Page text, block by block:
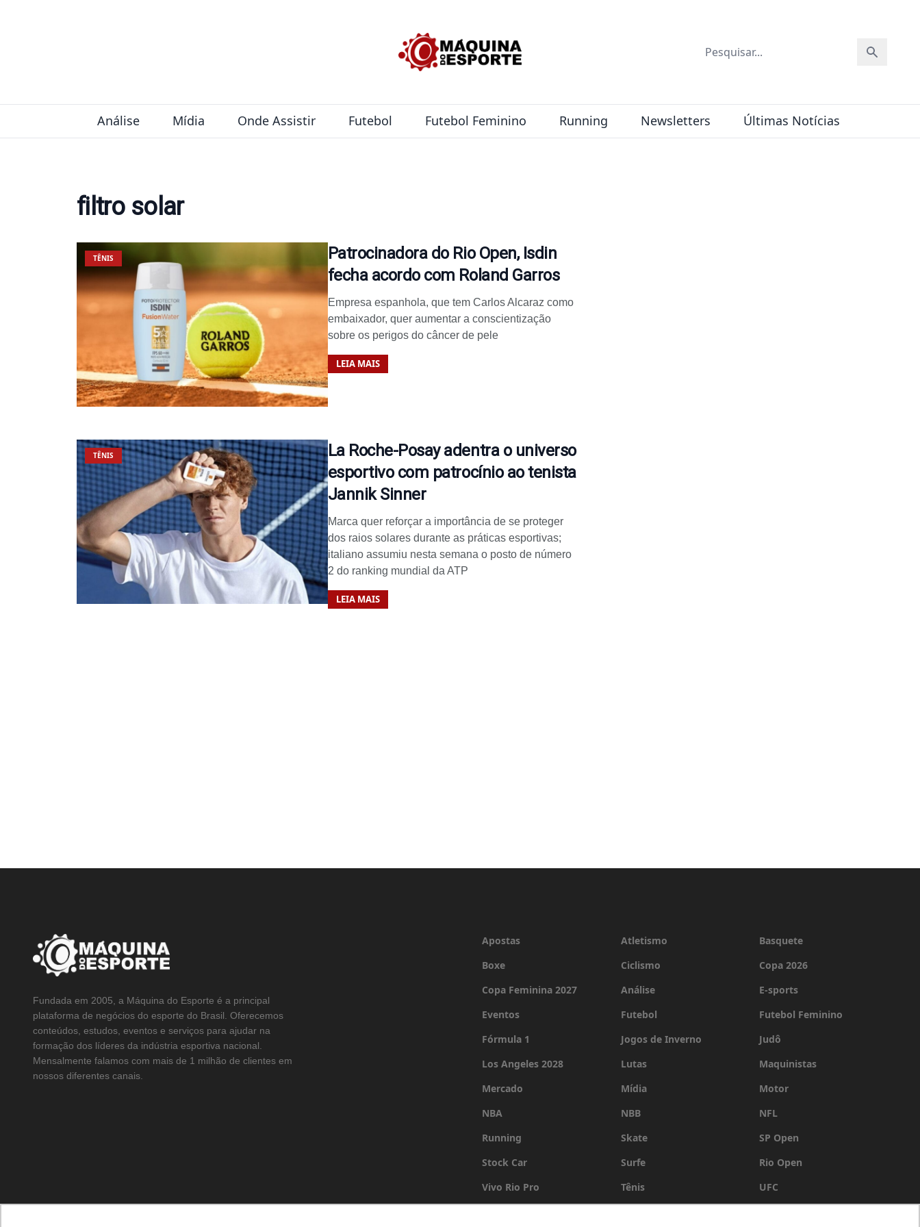
Análise Mídia Onde Assistir Futebol Futebol Feminino Running Newsletters Últimas Notícias
filtro solar
TÊNIS
Patrocinadora do Rio Open, Isdin
fecha acordo com Roland Garros
Empresa espanhola, que tem Carlos Alcaraz como
embaixador, quer aumentar a conscientização
sobre os perigos do câncer de pele
LEIA MAIS
TÊNIS
La Roche-Posay adentra o universo
esportivo com patrocínio ao tenista
Jannik Sinner
Marca quer reforçar a importância de se proteger
dos raios solares durante as práticas esportivas;
italiano assumiu nesta semana o posto de número
2 do ranking mundial da ATP
LEIA MAIS
Fundada em 2005, a Máquina do Esporte é a principal
plataforma de negócios do esporte do Brasil. Oferecemos
conteúdos, estudos, eventos e serviços para ajudar na
formação dos líderes da indústria esportiva nacional.
Mensalmente falamos com mais de 1 milhão de clientes em
nossos diferentes canais.
Apostas Atletismo
Basquete
Boxe
Ciclismo
Copa 2026
Copa Feminina 2027
Análise
E-sports
Eventos
Futebol
Futebol Feminino
Fórmula 1
Jogos de Inverno
Judô
Los Angeles 2028
Lutas
Maquinistas
Mercado
Mídia
Motor
NBA
NBB
NFL
Running
Skate
SP Open
Stock Car
Surfe
Rio Open
Vivo Rio Pro
Tênis
UFC